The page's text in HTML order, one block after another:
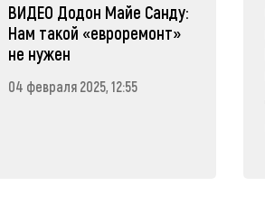
ВИДЕО Додон Майе Санду:
Нам такой «евроремонт»
не нужен
04 февраля 2025, 12:55